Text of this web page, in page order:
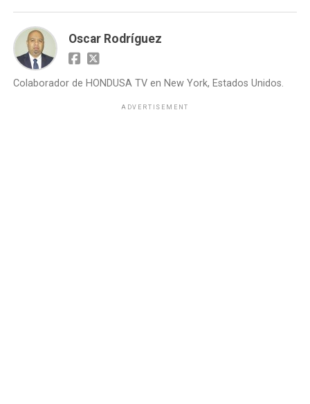
Oscar Rodríguez
Colaborador de HONDUSA TV en New York, Estados Unidos.
ADVERTISEMENT